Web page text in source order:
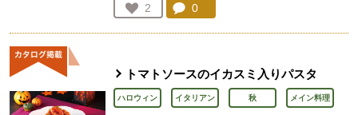
お気に入り登録：
2
人が登録
コメント：
0
トマトソースのイカスミ入りパスタ
ハロウィン イタリアン 秋 メイン料理